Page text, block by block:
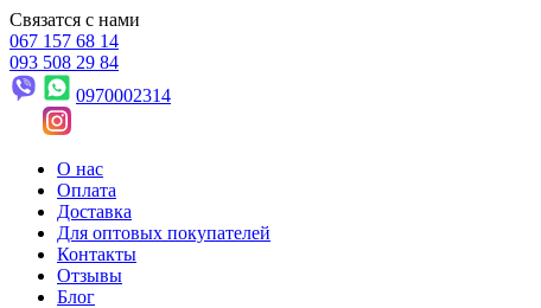
Связатся с нами
067 157 68 14
093 508 29 84
0970002314
О нас
Оплата
Доставка
Для оптовых покупателей
Контакты
Отзывы
Блог